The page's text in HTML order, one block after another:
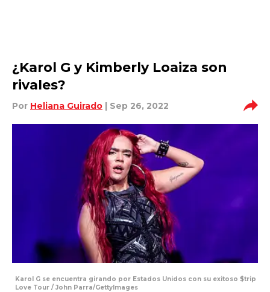
¿Karol G y Kimberly Loaiza son
rivales?
Por Heliana Guirado | Sep 26, 2022
Karol G se encuentra girando por Estados Unidos con su exitoso $trip
Love Tour / John Parra/GettyImages